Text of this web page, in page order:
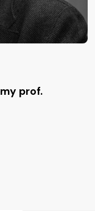
prof.